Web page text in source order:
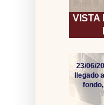
VISTA
23/06/
llegado